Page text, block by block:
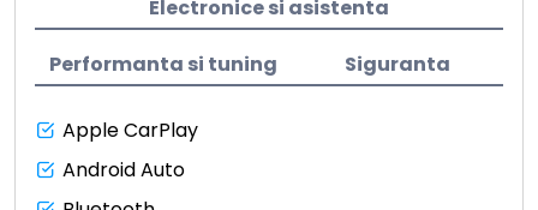
Electronice si asistenta
Performanta si tuning Siguranta
Apple CarPlay
Android Auto